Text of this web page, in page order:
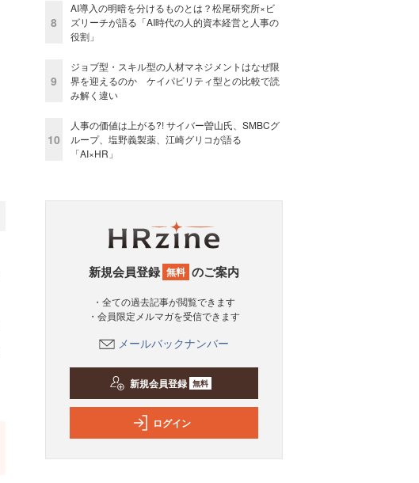
8
AI導入の明暗を分けるものとは？松尾研究所×ビ
ズリーチが語る「AI時代の人的資本経営と人事の
役割」
9
ジョブ型・スキル型の人材マネジメントはなぜ限
界を迎えるのか ケイパビリティ型との比較で読
み解く違い
10
人事の価値は上がる?! サイバー曽山氏、SMBCグ
ループ、塩野義製薬、江崎グリコが語る
「AI×HR」
新規会員登録 無料 のご案内
・全ての過去記事が閲覧できます
・会員限定メルマガを受信できます
メールバックナンバー
新規会員登録 無料
ログイン